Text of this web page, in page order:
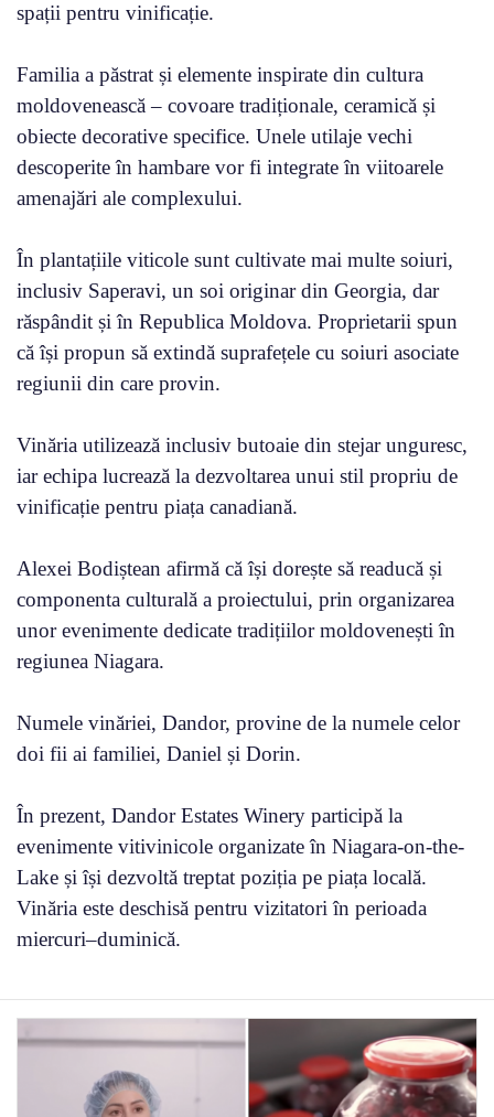
spații pentru vinificație.
Familia a păstrat și elemente inspirate din cultura
moldovenească – covoare tradiționale, ceramică și
obiecte decorative specifice. Unele utilaje vechi
descoperite în hambare vor fi integrate în viitoarele
amenajări ale complexului.
În plantațiile viticole sunt cultivate mai multe soiuri,
inclusiv Saperavi, un soi originar din Georgia, dar
răspândit și în Republica Moldova. Proprietarii spun
că își propun să extindă suprafețele cu soiuri asociate
regiunii din care provin.
Vinăria utilizează inclusiv butoaie din stejar unguresc,
iar echipa lucrează la dezvoltarea unui stil propriu de
vinificație pentru piața canadiană.
Alexei Bodiștean afirmă că își dorește să readucă și
componenta culturală a proiectului, prin organizarea
unor evenimente dedicate tradițiilor moldovenești în
regiunea Niagara.
Numele vinăriei, Dandor, provine de la numele celor
doi fii ai familiei, Daniel și Dorin.
În prezent, Dandor Estates Winery participă la
evenimente vitivinicole organizate în Niagara-on-the-
Lake și își dezvoltă treptat poziția pe piața locală.
Vinăria este deschisă pentru vizitatori în perioada
miercuri–duminică.